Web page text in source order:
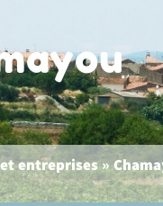
entreprises»